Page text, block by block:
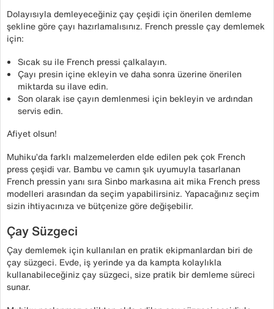
Dolayısıyla demleyeceğiniz çay çeşidi için önerilen demleme
şekline göre çayı hazırlamalısınız. French pressle çay demlemek
için:
Sıcak su ile French pressi çalkalayın.
Çayı presin içine ekleyin ve daha sonra üzerine önerilen
miktarda su ilave edin.
Son olarak ise çayın demlenmesi için bekleyin ve ardından
servis edin.
Afiyet olsun!
Muhiku’da farklı malzemelerden elde edilen pek çok French
press çeşidi var. Bambu ve camın şık uyumuyla tasarlanan
French pressin yanı sıra Sinbo markasına ait mika French press
modelleri arasından da seçim yapabilirsiniz. Yapacağınız seçim
sizin ihtiyacınıza ve bütçenize göre değişebilir.
Çay Süzgeci
Çay demlemek için kullanılan en pratik ekipmanlardan biri de
çay süzgeci. Evde, iş yerinde ya da kampta kolaylıkla
kullanabileceğiniz çay süzgeci, size pratik bir demleme süreci
sunar.